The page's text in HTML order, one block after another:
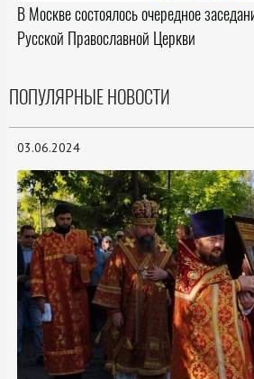
В Москве состоялось очередное
Русской Православной Церкви
ПОПУЛЯРНЫЕ НОВОСТИ
03.06.2024